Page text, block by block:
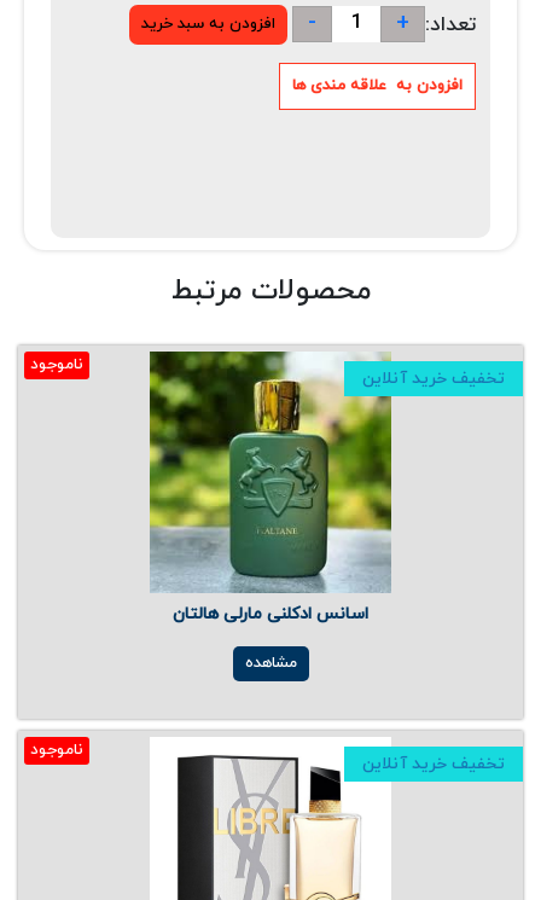
تعداد: +
-
محصولات مرتبط
ناموجود
تخفیف خرید آنلاین
اسانس ادکلنی مارلی هالتان
مشاهده
ناموجود
تخفیف خرید آنلاین